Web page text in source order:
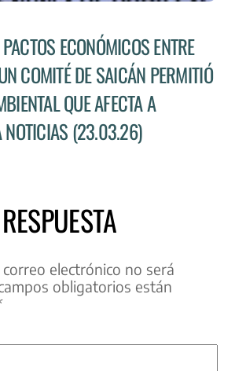
ECONÓMICOS ENTRE
COMITÉ DE SAICÁN PERMITIÓ
QUE AFECTA A
NOTICIAS (23.03.26)
electrónico no será
obligatorios están